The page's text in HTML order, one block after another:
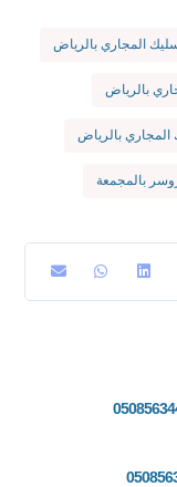
المجاري بالرياض
بالرياض
بالرياض
بالمجمعة